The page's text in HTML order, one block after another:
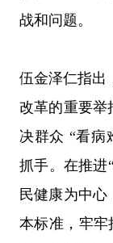
战和问题。
伍金泽仁指出
改革的重要举
决群众 “看病
抓手。在推进
民健康为中心
本标准，牢牢